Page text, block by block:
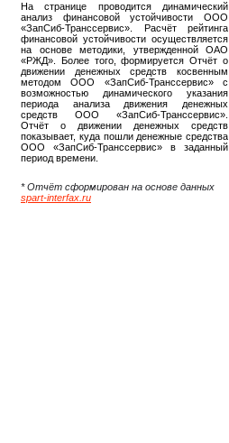
На странице проводится динамический
анализ финансовой устойчивости ООО
«ЗапСиб-Транссервис». Расчёт рейтинга
финансовой устойчивости осуществляется
на основе методики, утвержденной ОАО
«РЖД». Более того, формируется Отчёт о
движении денежных средств косвенным
методом ООО «ЗапСиб-Транссервис» с
возможностью динамического указания
периода анализа движения денежных
средств ООО «ЗапСиб-Транссервис».
Отчёт о движении денежных средств
показывает, куда пошли денежные средства
ООО «ЗапСиб-Транссервис» в заданный
период времени.
* Отчёт сформирован на основе данных
spart-interfax.ru